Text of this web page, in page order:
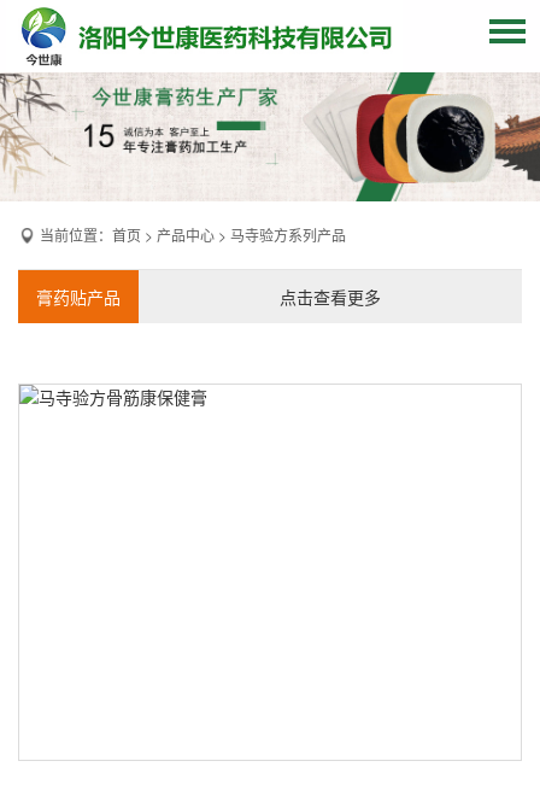
网站首页
关于我们
贴牌加工
产品中心
OEM产品
膏药资讯
当前位置： 首页 > 产品中心 > 马寺验方系列产品
膏药贴产品 点击查看更多